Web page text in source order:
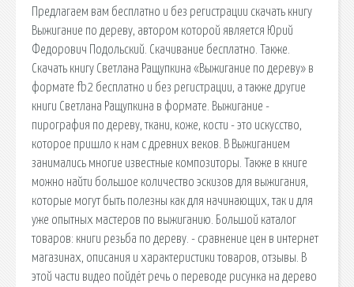
Предлагаем вам бесплатно и без регистрации скачать книгу
Выжигание по дереву, автором которой является Юрий
Федорович Подольский. Скачивание бесплатно. Также.
Скачать книгу Светлана Ращупкина «Выжигание по дереву» в
формате fb2 бесплатно и без регистрации, а также другие
книги Светлана Ращупкина в формате. Выжигание -
пирография по дереву, ткани, коже, кости - это искусство,
которое пришло к нам с древних веков. В Выжиганием
занимались многие известные композиторы. Также в книге
можно найти большое количество эскизов для выжигания,
которые могут быть полезны как для начинающих, так и для
уже опытных мастеров по выжиганию. Большой каталог
товаров: книги резьба по дереву. - сравнение цен в интернет
магазинах, описания и характеристики товаров, отзывы. В
этой части видео пойдёт речь о переводе рисунка на дерево